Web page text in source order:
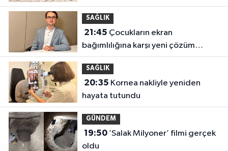
SAĞLIK
21:45
bağımlılığına karşı yeni çözüm
önerisi
SAĞLIK
20:35
hayata tutundu
GÜNDEM
19:50’Salak Milyoner’ filmi gerçek
oldu